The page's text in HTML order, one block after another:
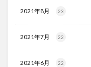
2021年8月 23
2021年7月 22
2021年6月 22